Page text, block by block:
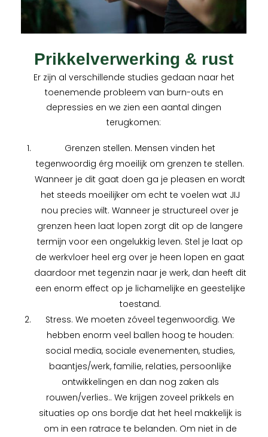
Prikkelverwerking & rust
Er zijn al verschillende studies gedaan naar het
toenemende probleem van burn-outs en
depressies en we zien een aantal dingen
terugkomen:
Grenzen stellen. Mensen vinden het
tegenwoordig érg moeilijk om grenzen te stellen.
Wanneer je dit gaat doen ga je pleasen en wordt
het steeds moeilijker om echt te voelen wat JIJ
nou precies wilt. Wanneer je structureel over je
grenzen heen laat lopen zorgt dit op de langere
termijn voor een ongelukkig leven. Stel je laat op
de werkvloer heel erg over je heen lopen en gaat
daardoor met tegenzin naar je werk, dan heeft dit
een enorm effect op je lichamelijke en geestelijke
toestand.
Stress. We moeten zóveel tegenwoordig. We
hebben enorm veel ballen hoog te houden:
social media, sociale evenementen, studies,
baantjes/werk, familie, relaties, persoonlijke
ontwikkelingen en dan nog zaken als
rouwen/verlies.. We krijgen zoveel prikkels en
situaties op ons bordje dat het heel makkelijk is
om in een ratrace te belanden. Om niet in de